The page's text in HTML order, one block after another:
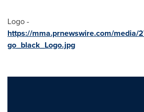
Logo -
https://mma.prnewswire.com/media/
go_black_Logo.jpg